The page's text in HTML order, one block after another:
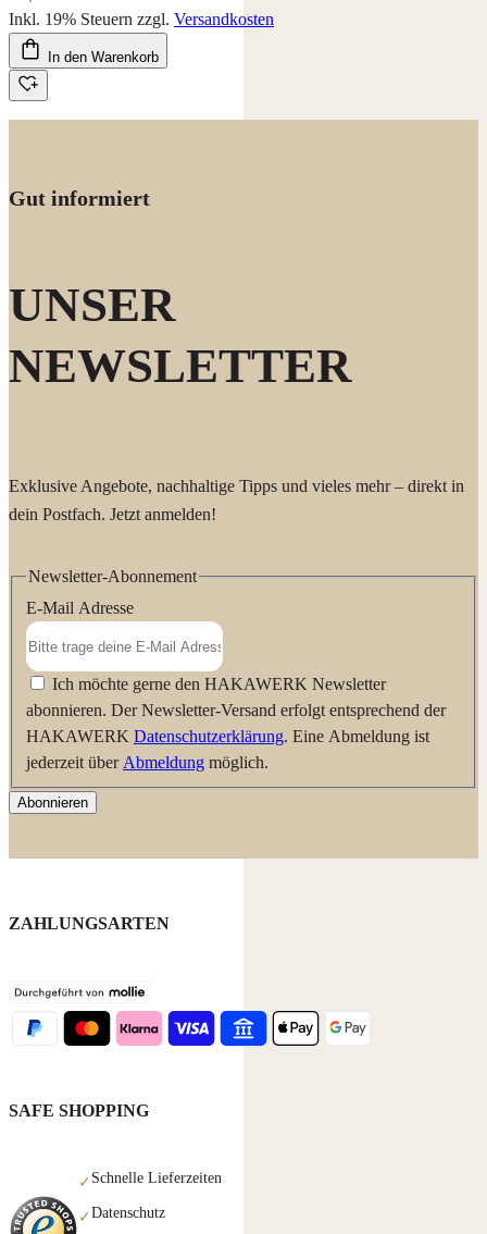
Inkl. 19% Steuern zzgl. Versandkosten
In den Warenkorb
Gut informiert
UNSER
NEWSLETTER
Exklusive Angebote, nachhaltige Tipps und vieles mehr – direkt in
dein Postfach. Jetzt anmelden!
Newsletter-Abonnement
E-Mail Adresse
Ich möchte gerne den HAKAWERK Newsletter
abonnieren. Der Newsletter-Versand erfolgt entsprechend der
HAKAWERK Datenschutzerklärung. Eine Abmeldung ist
jederzeit über Abmeldung möglich.
Abonnieren
ZAHLUNGSARTEN
SAFE SHOPPING
✓ Schnelle Lieferzeiten
✓Datenschutz